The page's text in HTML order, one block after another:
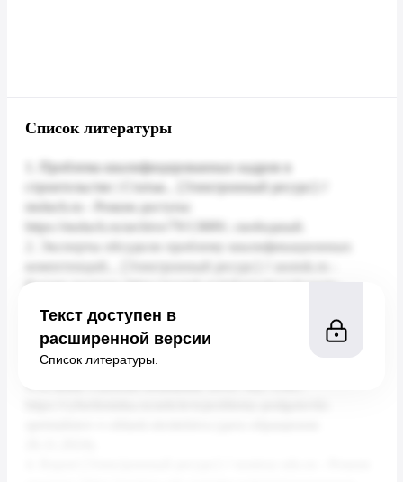
Список литературы
Текст доступен в
расширенной версии
Список литературы.